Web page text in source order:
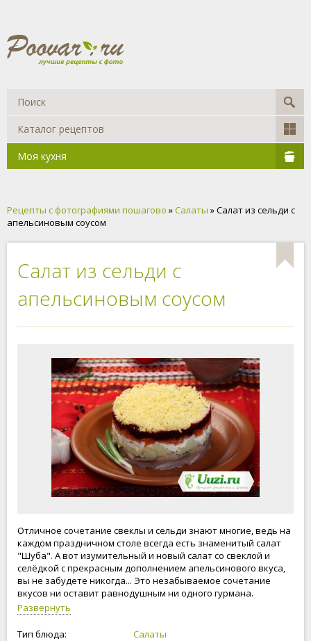
Каталог рецептов
Моя кухня
Рецепты с фотографиями пошагово »Салаты » Салат из сельди с
апельсиновым соусом
Салат из сельди с
апельсиновым соусом
Отличное сочетание свеклы и сельди знают многие, ведь на
каждом праздничном столе всегда есть знаменитый салат
"Шуба". А вот изумительный и новый салат со свеклой и
селёдкой с прекрасным дополнением апельсинового вкуса,
вы не забудете никогда... Это незабываемое сочетание
вкусов ни оставит равнодушным ни одного гурмана.
Развернуть
Тип блюда:
Салаты